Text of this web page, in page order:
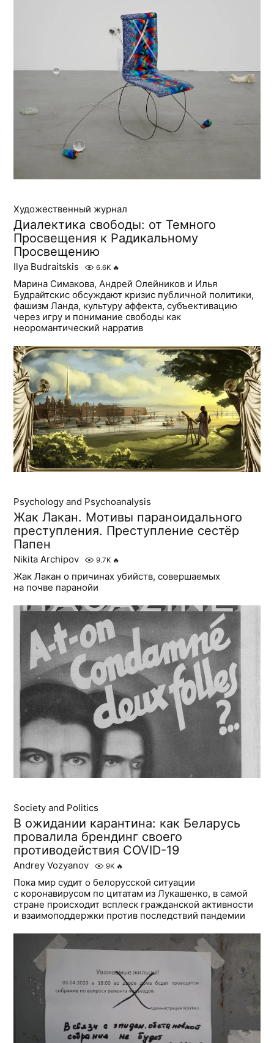
Художественный журнал
Диалектика свободы: от Темного
Просвещения к Радикальному
Просвещению
Ilya Budraitskis 6.6K 🔥
Марина Симакова, Андрей Олейников и Илья
Будрайтскис обсуждают кризис публичной политики,
фашизм Ланда, культуру аффекта, субъективацию
через игру и понимание свободы как
неоромантический нарратив
Psychology and Psychoanalysis
Жак Лакан. Мотивы параноидального
преступления. Преступление сестёр
Папен
Nikita Archipov 9.7K 🔥
Жак Лакан о причинах убийств, совершаемых
на почве паранойи
Society and Politics
В ожидании карантина: как Беларусь
провалила брендинг своего
противодействия COVID-19
Andrey Vozyanov 9K 🔥
Пока мир судит о белорусской ситуации
с коронавирусом по цитатам из Лукашенко, в самой
стране происходит всплеск гражданской активности
и взаимоподдержки против последствий пандемии